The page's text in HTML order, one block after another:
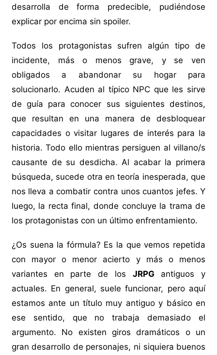
desarrolla de forma predecible, pudiéndose
explicar por encima sin spoiler.
Todos los protagonistas sufren algún tipo de
incidente, más o menos grave, y se ven
obligados a abandonar su hogar para
solucionarlo. Acuden al típico NPC que les sirve
de guía para conocer sus siguientes destinos,
que resultan en una manera de desbloquear
capacidades o visitar lugares de interés para la
historia. Todo ello mientras persiguen al villano/s
causante de su desdicha. Al acabar la primera
búsqueda, sucede otra en teoría inesperada, que
nos lleva a combatir contra unos cuantos jefes. Y
luego, la recta final, donde concluye la trama de
los protagonistas con un último enfrentamiento.
¿Os suena la fórmula? Es la que vemos repetida
con mayor o menor acierto y más o menos
variantes en parte de los JRPG antiguos y
actuales. En general, suele funcionar, pero aquí
estamos ante un título muy antiguo y básico en
ese sentido, que no trabaja demasiado el
argumento. No existen giros dramáticos o un
gran desarrollo de personajes, ni siquiera buenos